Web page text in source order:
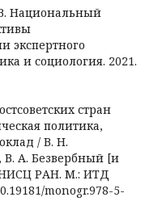
Национальный
экспертного
и социология. 2021.
стран
политика,
/ В. Н.
В. А. Безвербный [и
РАН. М.: ИТД
monogr.978-5-